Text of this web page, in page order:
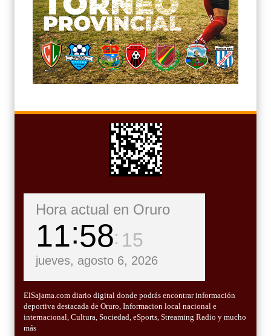
Hora actual en Oruro
11 58 16
jueves, agosto 6, 2026
ElSajama.com diario digital donde podrás encontrar información
deportiva destacada de Oruro, Informacion local nacional e
internacional, Cultura, Sociedad, eSports, Streaming Radio y mucho
más